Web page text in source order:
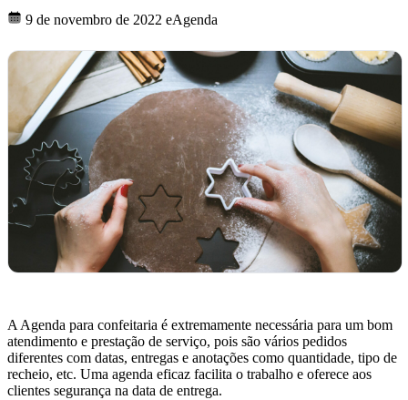
9 de novembro de 2022 eAgenda
A Agenda para confeitaria é extremamente necessária para um bom
atendimento e prestação de serviço, pois são vários pedidos
diferentes com datas, entregas e anotações como quantidade, tipo de
recheio, etc. Uma agenda eficaz facilita o trabalho e oferece aos
clientes segurança na data de entrega.